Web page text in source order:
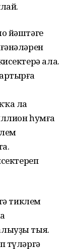
йәштәге
ала.
ла
һумға
тиклем
тыя.
түләргә